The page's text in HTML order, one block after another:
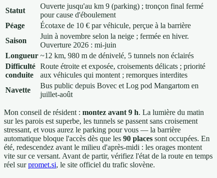
Statut
Ouverte jusqu'au km 9 (parking) ; tronçon final fermé
pour cause d'éboulement
Péage
Écotaxe de 10 € par véhicule, perçue à la barrière
Saison
Juin à novembre selon la neige ; fermée en hiver.
Ouverture 2026 : mi-juin
Longueur ~12 km, 980 m de dénivelé, 5 tunnels non éclairés
Difficulté
conduite
Route étroite et exposée, croisements délicats ; priorité
aux véhicules qui montent ; remorques interdites
Navette
Bus public depuis Bovec et Log pod Mangartom en
juillet-août
Mon conseil de résident : montez avant 9 h. La lumière du matin
sur les parois est superbe, les tunnels se passent sans croisement
stressant, et vous aurez le parking pour vous — la barrière
automatique bloque l'accès dès que les 90 places sont occupées. En
été, redescendez avant le milieu d'après-midi : les orages montent
vite sur ce versant. Avant de partir, vérifiez l'état de la route en temps
réel surpromet.si, le site officiel du trafic slovène.